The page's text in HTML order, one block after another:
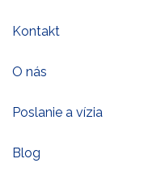
Kontakt
O nás
Poslanie a vízia
Blog